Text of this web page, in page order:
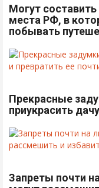
Могут
места РФ, в
побывать
Прекрасные
приукрасить
Запреты почти